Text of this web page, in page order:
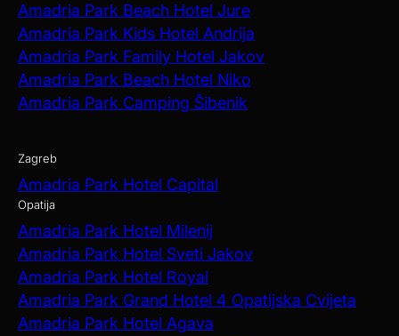
Amadria Park Beach Hotel Jure
Amadria Park Kids Hotel Andrija
Amadria Park Family Hotel Jakov
Amadria Park Beach Hotel Niko
Amadria Park Camping Šibenik
Zagreb
Amadria Park Hotel Capital
Opatija
Amadria Park Hotel Milenij
Amadria Park Hotel Sveti Jakov
Amadria Park Hotel Royal
Amadria Park Grand Hotel 4 Opatijska Cvijeta
Amadria Park Hotel Agava